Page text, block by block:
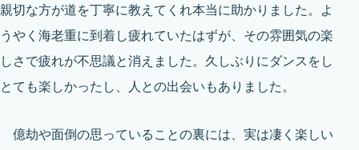
親切な方が道を丁寧に教えてくれ本当に助かりました。よ
うやく海老重に到着し疲れていたはずが、その雰囲気の楽
しさで疲れが不思議と消えました。久しぶりにダンスをし
とても楽しかったし、人との出会いもありました。
億劫や面倒の思っていることの裏には、実は凄く楽しい